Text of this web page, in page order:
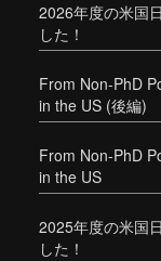
2026年度の米国
した！
From Non-PhD
in the US (後編)
From Non-PhD
in the US
2025年度の米国
した！